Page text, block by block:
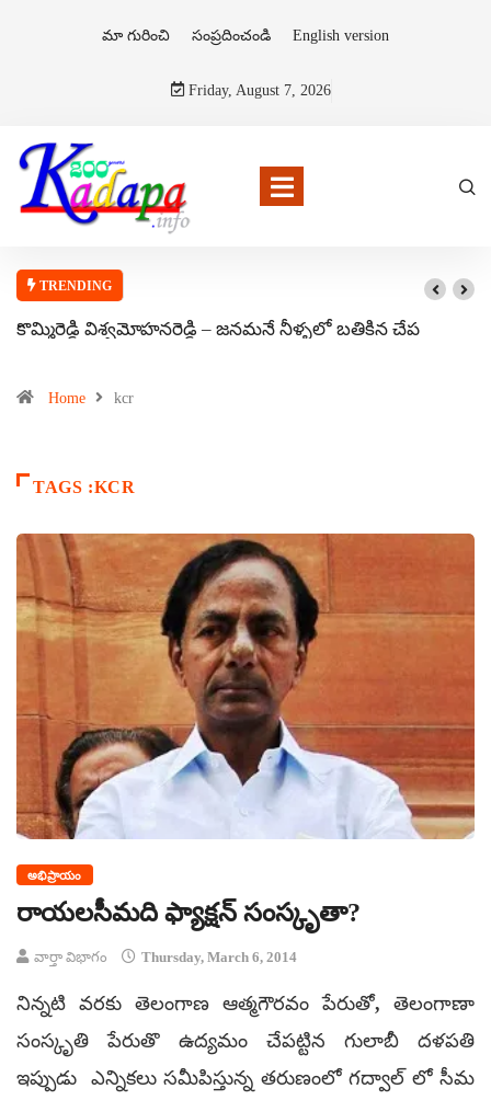
మా గురించి సంప్రదించండి English version
Friday, August 7, 2026
TRENDING
కొమ్మిరెడ్డి విశ్వమోహనరెడ్డి – జనమనే నీళ్ళలో బతికిన చేప
Home kcr
TAGS :KCR
అభిప్రాయం
రాయలసీమది ఫ్యాక్షన్ సంస్కృతా?
వార్తా విభాగం Thursday, March 6, 2014
నిన్నటి వరకు తెలంగాణ ఆత్మగౌరవం పేరుతో, తెలంగాణా
సంస్కృతి పేరుతొ ఉద్యమం చేపట్టిన గులాబీ దళపతి
ఇప్పుడు ఎన్నికలు సమీపిస్తున్న తరుణంలో గద్వాల్ లో సీమ